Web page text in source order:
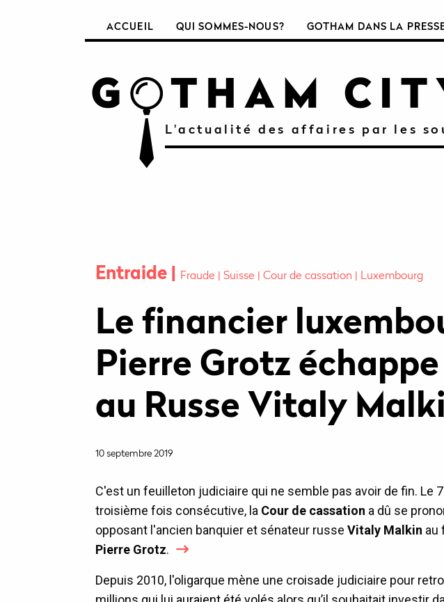
ACCUEIL QUI SOMMES-NOUS? GOTHAM DANS LA
L'actualité des affaires par les
Entraide Fraude Suisse Cour de cassation Luxembourg
Le financier
Pierre Grotz
au Russe Vitaly
10 septembre 2019
C'est un feuilleton judiciaire qui ne semble pas avoir de fin. Le
troisième fois consécutive, la Cour de cassation a dû se
opposant l'ancien banquier et sénateur russe Vitaly Malkin au
Pierre Grotz.
Depuis 2010, l'oligarque mène une croisade judiciaire pour